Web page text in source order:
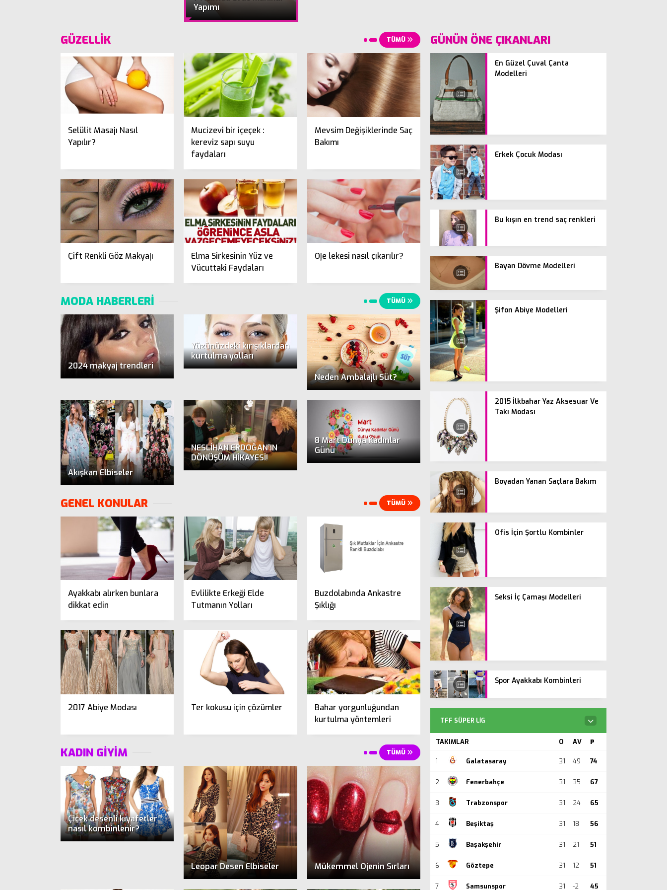
Yapımı
GÜZELLİK TÜMÜ
Selülit Masajı Nasıl
Yapılır?
Mucizevi bir içeçek :
kereviz sapı suyu
faydaları
Mevsim Değişiklerinde Saç
Bakımı
Çift Renkli Göz Makyajı
Elma Sirkesinin Yüz ve
Vücuttaki Faydaları
Oje lekesi nasıl çıkarılır?
MODA HABERLERİ TÜMÜ
2024 makyaj trendleri
Yüzünüzdeki kırışıklardan
kurtulma yolları
Neden Ambalajlı Süt?
Akışkan Elbiseler
NESLİHAN ERDOĞAN’IN
DÖNÜŞÜM HİKAYESİ!
8 Mart Dünya Kadınlar
Günü
GENEL KONULAR TÜMÜ
Ayakkabı alırken bunlara
dikkat edin
Evlilikte Erkeği Elde
Tutmanın Yolları
Buzdolabında Ankastre
Şıklığı
2017 Abiye Modası Ter kokusu için çözümler
Bahar yorgunluğundan
kurtulma yöntemleri
KADIN GİYİM TÜMÜ
Çiçek desenli kıyafetler
nasıl kombinlenir?
Leopar Desen Elbiseler Mükemmel Ojenin Sırları
GÜNÜN ÖNE ÇIKANLARI
En Güzel Çuval Çanta
Modelleri
Erkek Çocuk Modası
Bu kışın en trend saç renkleri
Bayan Dövme Modelleri
Şifon Abiye Modelleri
2015 İlkbahar Yaz Aksesuar Ve
Takı Modası
Boyadan Yanan Saçlara Bakım
Ofis İçin Şortlu Kombinler
Seksi İç Çamaşı Modelleri
Spor Ayakkabı Kombinleri
TFF SÜPER LIG
TAKIMLAR O AV P
1 Galatasaray 31 49 74
2 Fenerbahçe 31 35 67
3 Trabzonspor 31 24 65
4 Beşiktaş 31 18 56
5 Başakşehir 31 21 51
6 Göztepe 31 12 51
7 Samsunspor 31 -2 45